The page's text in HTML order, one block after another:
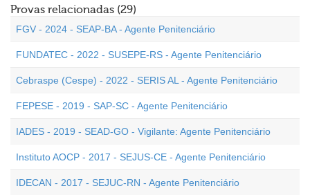
Provas relacionadas (29)
FGV - 2024 - SEAP-BA - Agente Penitenciário
FUNDATEC - 2022 - SUSEPE-RS - Agente Penitenciário
Cebraspe (Cespe) - 2022 - SERIS AL - Agente Penitenciário
FEPESE - 2019 - SAP-SC - Agente Penitenciário
IADES - 2019 - SEAD-GO - Vigilante: Agente Penitenciário
Instituto AOCP - 2017 - SEJUS-CE - Agente Penitenciário
IDECAN - 2017 - SEJUC-RN - Agente Penitenciário